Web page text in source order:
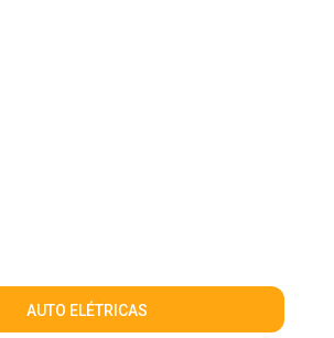
AUTO ELÉTRICAS